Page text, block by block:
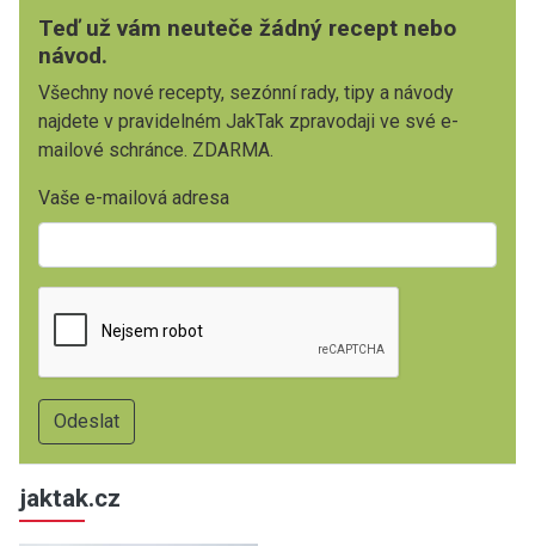
Teď už vám neuteče žádný recept nebo
návod.
Všechny nové recepty, sezónní rady, tipy a návody
najdete v pravidelném JakTak zpravodaji ve své e-
mailové schránce. ZDARMA.
Vaše e-mailová adresa
jaktak.cz